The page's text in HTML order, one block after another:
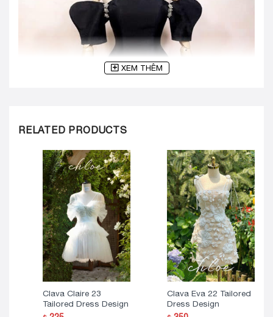
XEM THÊM
RELATED PRODUCTS
Clava Claire 23
Tailored Dress Design
Clava Eva 22 Tailored
Dress Design